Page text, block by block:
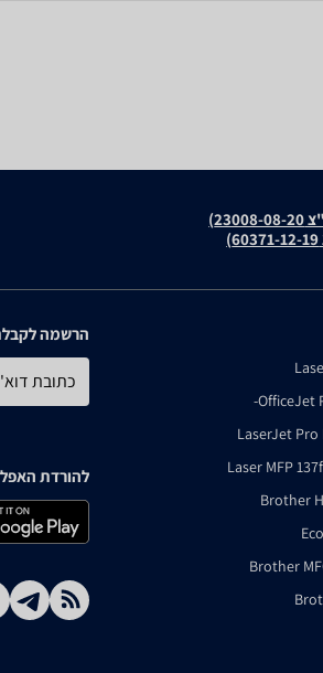
OfficeJet
LaserJet Pro
Laser MFP
Brother
Brother
הרשמה
כתובת
להורדת